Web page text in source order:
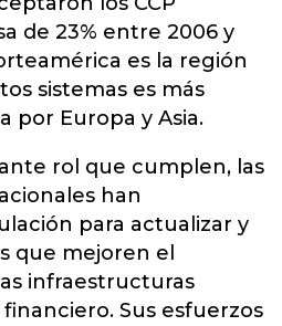
de 23% entre 2006 y
es la región
sistemas es más
por Europa y Asia.
rol que cumplen, las
han
para actualizar y
que mejoren el
infraestructuras
Sus esfuerzos